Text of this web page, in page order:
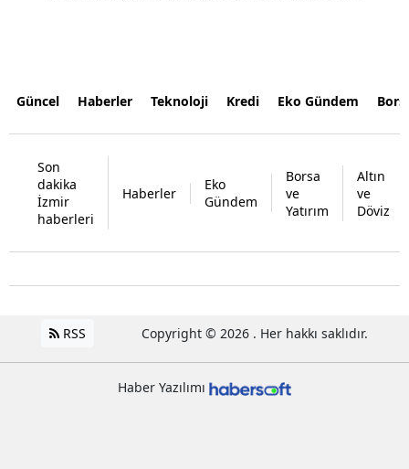
Güncel Haberler Teknoloji Kredi Eko Gündem
Son
dakika
İzmir
haberleri
Haberler
Eko
Gündem
Borsa
ve
Yatırım
Altın
ve
Döviz
RSS Copyright © 2026 . Her hakkı saklıdır.
Haber Yazılımı